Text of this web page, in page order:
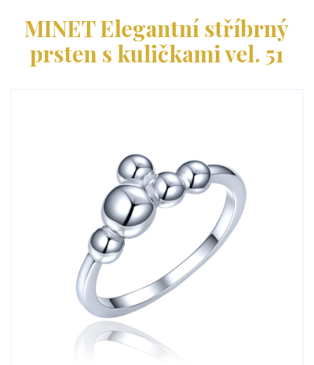
MINET Elegantní stříbrný
prsten s kuličkami vel. 51